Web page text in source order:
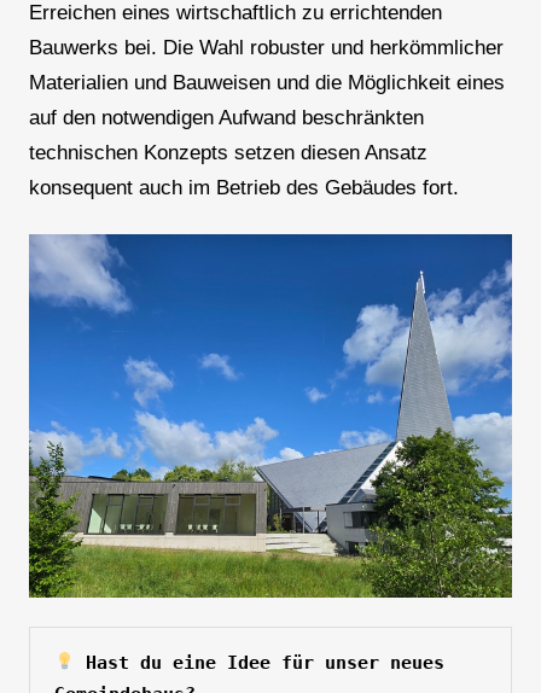
Erreichen eines wirtschaftlich zu errichtenden
Bauwerks bei. Die Wahl robuster und herkömmlicher
Materialien und Bauweisen und die Möglichkeit eines
auf den notwendigen Aufwand beschränkten
technischen Konzepts setzen diesen Ansatz
konsequent auch im Betrieb des Gebäudes fort.
Hast du eine Idee für unser neues